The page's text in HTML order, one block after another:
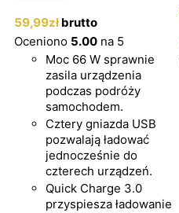
59,99zł brutto
Oceniono 5.00 na 5
Moc 66 W sprawnie
zasila urządzenia
podczas podróży
samochodem.
Cztery gniazda USB
pozwalają ładować
jednocześnie do
czterech urządzeń.
Quick Charge 3.0
przyspiesza ładowanie